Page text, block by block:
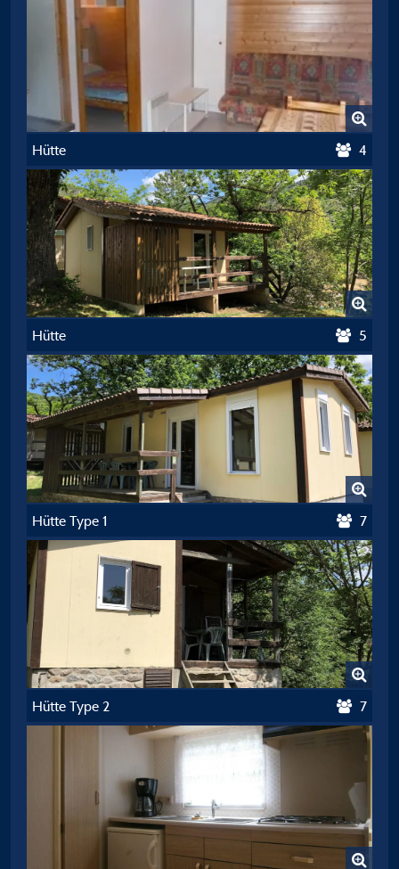
Hütte 4
Hütte 5
Hütte Type 1 7
Hütte Type 2 7